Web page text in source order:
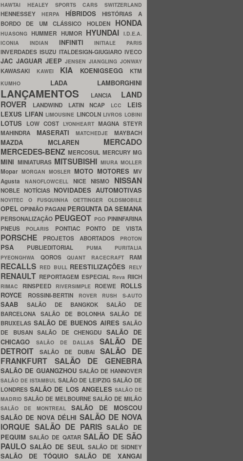
HAWTAI HEALEY SPORTS CARS SWITZERLAND
HENNESSEY HERPA HÍBRIDOSHISTÓRIAS A
BORDO DE UM CLÁSSICO HOLDEN HONDA
HUASONGHUMMER HUMOR HYUNDAI I.D.E.A.
ICONIA INDIAN INFINITIINITIALE PARIS
INVERDADESISUZU ITALDESIGN-GIUGIAROIVECO
JAC JAGUAR JEEPJENSENJIANGLINGJONWAY
KAWASAKI KAWEI KIA KOENIGSEGG KTM
KUMHO LADA LAMBORGHINI
LANÇAMENTOS LANCIA LAND
ROVER
LANDWIND LATIN NCAP LCC LEIS
LEXUS LIFAN LIMOUSINE LINCOLN LIVROS LOBINI
LOTUS LOW COST LYONHEART MAGNA STEYR
MAHINDRA MASERATIMATCHEDJEMAYBACH
MAZDA MCLAREN MERCADO
MERCEDES-BENZMERCOSUL MERCURYMG
MINI MINIATURAS MITSUBISHI MIURA MOLLER
Mopar MORGAN MOSLER MOTO MOTORES MV
Agusta NANOFLOWCELL NICENISMO NISSAN
NOBLE NOTÍCIAS NOVIDADES AUTOMOTIVAS
NOVITEC O FUSQUINHA OETTINGER OLDSMOBILE
OPEL OPINIÃO PAGANI PERGUNTA DA SEMANA
PERSONALIZAÇÃO PEUGEOT PGO PININFARINA
PNEUS
POLARIS PONTIAC PONTO DE VISTA
PORSCHE PROJETOS ABORTADOS PROTON
PSA PUBLIEDITORIAL PUMA PURITALIA
PYEONGHWA QOROS QUANT RACECRAFT RAM
RECALLS RED BULL REESTILIZAÇÕES RELY
RENAULT REPORTAGEM ESPECIAL Reva RIICH
RIMAC RINSPEED RIVERSIMPLE ROEWE ROLLS
ROYCE
ROSSINI-BERTIN ROVER RUSH S-AUTO
SAAB SALÃO DE BANGKOKSALÃO DE
BARCELONA SALÃO DE BOLONHASALÃO DE
BRUXELAS SALÃO DE BUENOS AIRES SALÃO
DE BUSAN SALÃO DE CHENGDU SALÃO DE
CHICAGO
SALÃO DE DALLASSALÃO DE
DETROIT
SALÃO DE DUBAI SALÃO DE
FRANKFURT SALÃO DE GENEBRA
SALÃO DE GUANGZHOU SALÃO DE HANNOVER
SALÃO DE ISTAMBUL SALÃO DE LEIPZIGSALÃO DE
LONDRESSALÃO DE LOS ANGELES SALÃO DE
MADRID SALÃO DE MELBOURNESALÃO DE MILÃO
SALÃO DE MONTREAL SALÃO DE MOSCOU
SALÃO DE NOVA DÉLHI SALÃO DE NOVA
IORQUE SALÃO DE PARISSALÃO DE
PEQUIM SALÃO DE QATARSALÃO DE SÃO
PAULO SALÃO DE SEUL SALÃO DE SIDNEY
SALÃO DE TÓQUIO SALÃO DE XANGAI